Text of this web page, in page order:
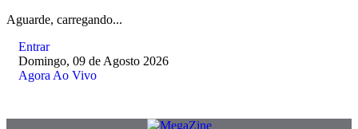
Aguarde, carregando...
Entrar
Domingo, 09 de Agosto 2026
Agora Ao Vivo